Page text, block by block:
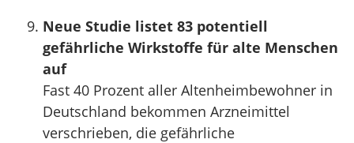
Neue Studie listet 83 potentiell
gefährliche Wirkstoffe für alte Menschen
auf
Fast 40 Prozent aller Altenheimbewohner in
Deutschland bekommen Arzneimittel
verschrieben, die gefährliche